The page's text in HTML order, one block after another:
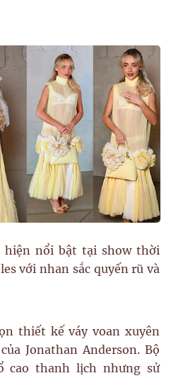
hiện nổi bật tại show thời
với nhan sắc quyến rũ và
thiết kế váy voan xuyên
Jonathan Anderson. Bộ
cao thanh lịch nhưng sử